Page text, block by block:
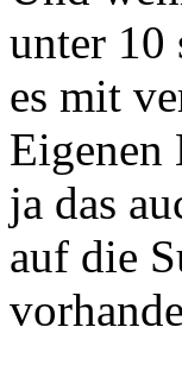
unter 10
es mit
Eigenen
ja das
auf die